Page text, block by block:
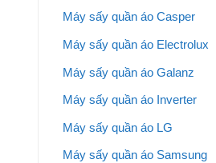
Máy sấy quần áo Casper
Máy sấy quần áo Electrolux
Máy sấy quần áo Galanz
Máy sấy quần áo Inverter
Máy sấy quần áo LG
Máy sấy quần áo Samsung